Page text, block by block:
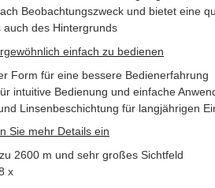
Beobachtungszweck und bietet eine
des Hintergrunds
einfach zu bedienen
Form für eine bessere Bedienerfahrung
intuitive Bedienung und einfache
Linsenbeschichtung für langjährigen
Sie mehr Details ein
2600 m und sehr großes Sichtfeld
x